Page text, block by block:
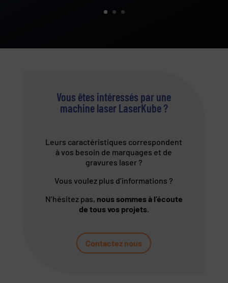
Vous êtes intéressés par une
machine laser LaserKube ?
Leurs caractéristiques correspondent
à vos besoin de marquages et de
gravures laser ?
Vous voulez plus d’informations ?
N’hésitez pas, nous sommes à l’écoute
de tous vos projets.
Contactez nous